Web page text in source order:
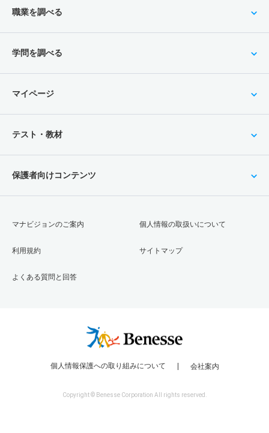
職業を調べる
学問を調べる
マイページ
テスト・教材
保護者向けコンテンツ
マナビジョンのご案内
利用規約
よくある質問と回答
個人情報の取扱いについて
サイトマップ
個人情報保護への取り組みについて 会社案内
Copyright © Benesse Corporation All rights reserved.